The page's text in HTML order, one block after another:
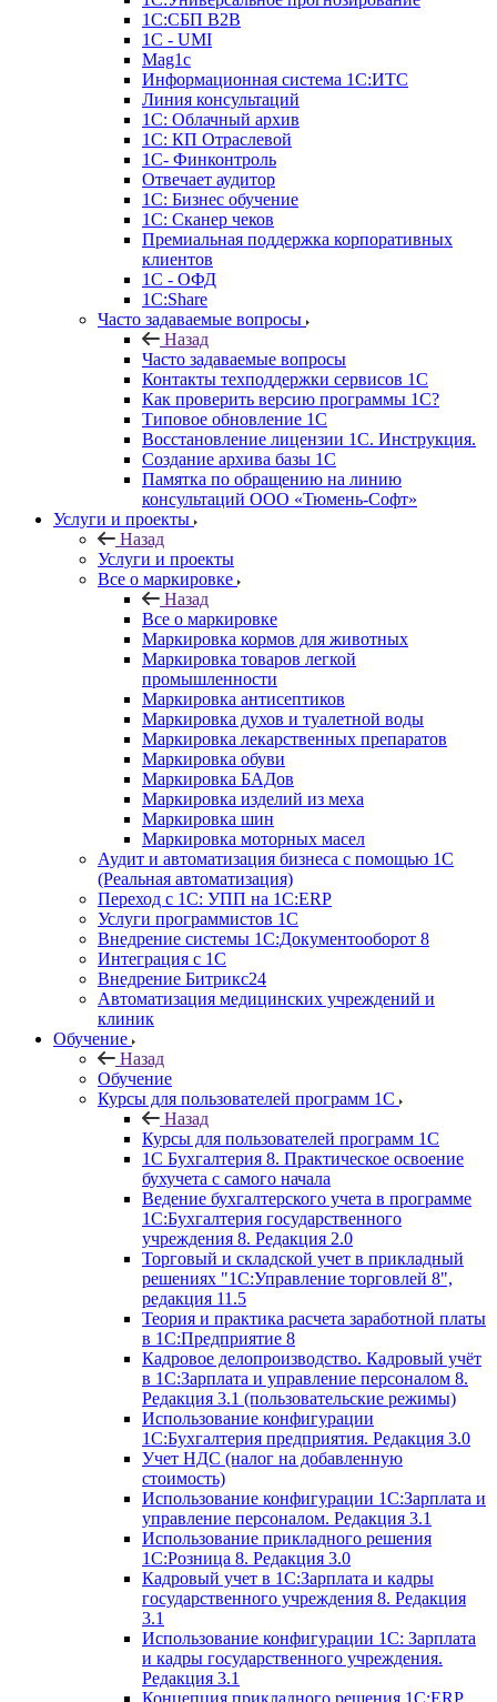
1С:СБП B2B
1C - UMI
Mag1c
Информационная система 1С:ИТС
Линия консультаций
1С: Облачный архив
1С: КП Отраслевой
1С- Финконтроль
Отвечает аудитор
1С: Бизнес обучение
1С: Сканер чеков
Премиальная поддержка корпоративных
клиентов
1С - ОФД
1С:Share
Часто задаваемые вопросы
Назад
Часто задаваемые вопросы
Контакты техподдержки сервисов 1С
Как проверить версию программы 1С?
Типовое обновление 1С
Восстановление лицензии 1С. Инструкция.
Создание архива базы 1С
Памятка по обращению на линию
консультаций ООО «Тюмень-Софт»
Услуги и проекты
Назад
Услуги и проекты
Все о маркировке
Назад
Все о маркировке
Маркировка кормов для животных
Маркировка товаров легкой
промышленности
Маркировка антисептиков
Маркировка духов и туалетной воды
Маркировка лекарственных препаратов
Маркировка обуви
Маркировка БАДов
Маркировка изделий из меха
Маркировка шин
Маркировка моторных масел
Аудит и автоматизация бизнеса с помощью 1С
(Реальная автоматизация)
Переход с 1С: УПП на 1С:ERP
Услуги программистов 1С
Внедрение системы 1С:Документооборот 8
Интеграция с 1С
Внедрение Битрикс24
Автоматизация медицинских учреждений и
клиник
Обучение
Назад
Обучение
Курсы для пользователей программ 1С
Назад
Курсы для пользователей программ 1С
1С Бухгалтерия 8. Практическое освоение
бухучета с самого начала
Ведение бухгалтерского учета в программе
1С:Бухгалтерия государственного
учреждения 8. Редакция 2.0
Торговый и складской учет в прикладный
решениях "1С:Управление торговлей 8",
редакция 11.5
Теория и практика расчета заработной платы
в 1С:Предприятие 8
Кадровое делопроизводство. Кадровый учёт
в 1С:Зарплата и управление персоналом 8.
Редакция 3.1 (пользовательские режимы)
Использование конфигурации
1С:Бухгалтерия предприятия. Редакция 3.0
Учет НДС (налог на добавленную
стоимость)
Использование конфигурации 1С:Зарплата и
управление персоналом. Редакция 3.1
Использование прикладного решения
1С:Розница 8. Редакция 3.0
Кадровый учет в 1С:Зарплата и кадры
государственного учреждения 8. Редакция
3.1
Использование конфигурации ‎1С: Зарплата
и кадры государственного учреждения.
Редакция 3.1
Концепция прикладного решения 1С:ERP